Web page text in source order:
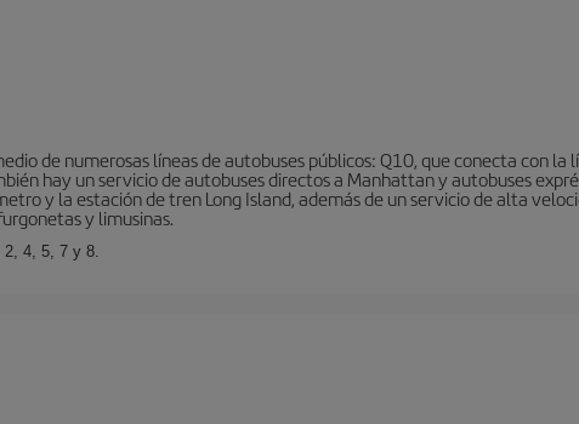
de numerosas líneas de autobuses públicos: Q10, que conecta con la
hay un servicio de autobuses directos a Manhattan y autobuses
y la estación de tren Long Island, además de un servicio de alta
y limusinas.
2, 4, 5, 7 y 8.